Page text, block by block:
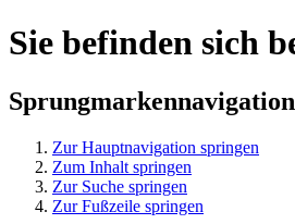
Sie befinden sich
Sprungmarkennavigation
Zur Hauptnavigation springen
Zum Inhalt springen
Zur Suche springen
Zur Fußzeile springen